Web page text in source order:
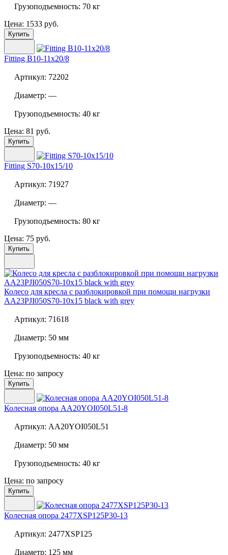
Грузоподъемность: 70 кг
Цена: 1533 руб.
Купить
Fitting B10-11x20/8
Артикул: 72202
Диаметр: —
Грузоподъемность: 40 кг
Цена: 81 руб.
Купить
Fitting S70-10x15/10
Артикул: 71927
Диаметр: —
Грузоподъемность: 80 кг
Цена: 75 руб.
Купить
Колесо для кресла с разблокировкой при помощи нагрузки
AA23PJI050S70-10x15 black with grey
Артикул: 71618
Диаметр: 50 мм
Грузоподъемность: 40 кг
Цена: по запросу
Купить
Колесная опора AA20YOI050L51-8
Артикул: AA20YOI050L51
Диаметр: 50 мм
Грузоподъемность: 40 кг
Цена: по запросу
Купить
Колесная опора 2477XSP125P30-13
Артикул: 2477XSP125
Диаметр: 125 мм